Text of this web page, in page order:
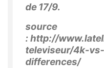
de 17/9.
source
: http://
televiseur/4k-
differences/